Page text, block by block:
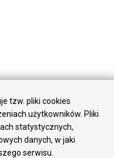
tzw. pliki cookies
użytkowników. Pliki
statystycznych,
danych, w jaki
serwisu.